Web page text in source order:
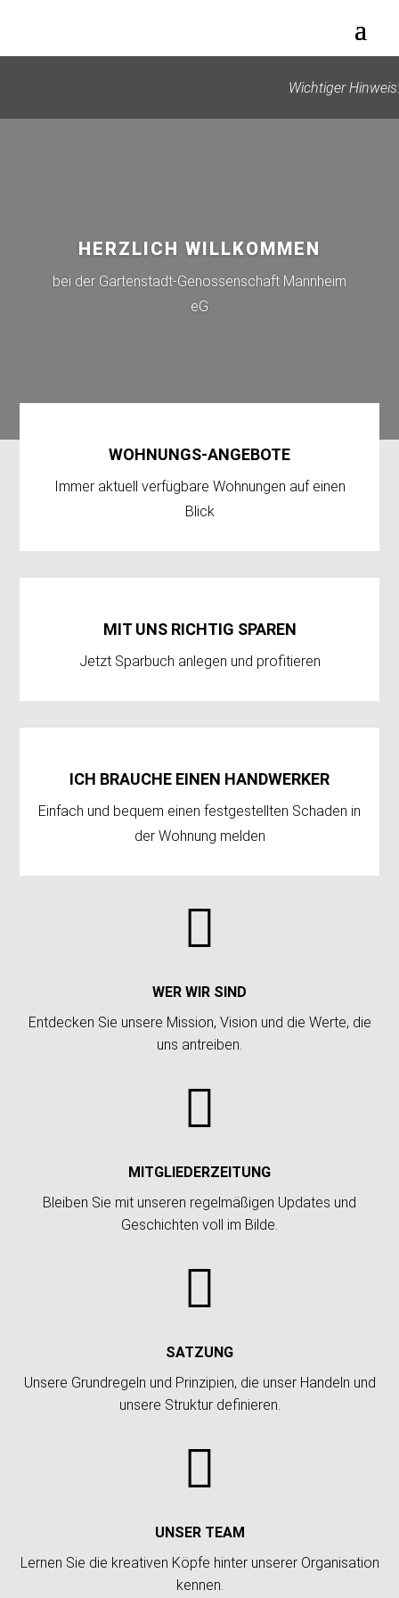
Wichtiger
HERZLICH WILLKOMMEN
bei der Gartenstadt-Genossenschaft Mannheim
eG
WOHNUNGS-ANGEBOTE
Immer aktuell verfügbare Wohnungen auf einen
Blick
MIT UNS RICHTIG SPAREN
Jetzt Sparbuch anlegen und profitieren
ICH BRAUCHE EINEN HANDWERKER
Einfach und bequem einen festgestellten Schaden in
der Wohnung melden

WER WIR SIND
Entdecken Sie unsere Mission, Vision und die Werte, die
uns antreiben.

MITGLIEDERZEITUNG
Bleiben Sie mit unseren regelmäßigen Updates und
Geschichten voll im Bilde.

SATZUNG
Unsere Grundregeln und Prinzipien, die unser Handeln und
unsere Struktur definieren.

UNSER TEAM
Lernen Sie die kreativen Köpfe hinter unserer Organisation
kennen.